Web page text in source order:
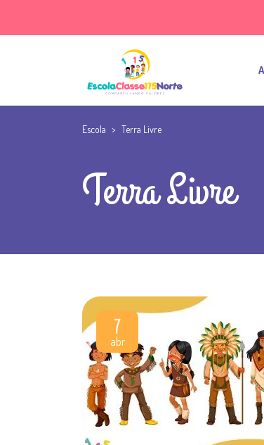
Escola > Terra Livre
Terra Livre
7
abr